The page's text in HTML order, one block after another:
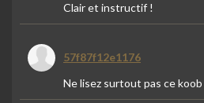
Clair et instructif !
57f87f12e1176
Ne lisez surtout pas ce koob